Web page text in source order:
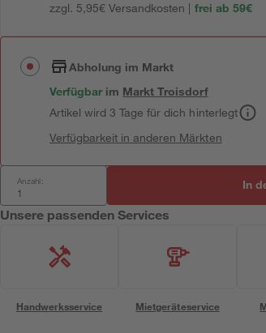
zzgl. 5,95€ Versandkosten | frei ab 59€
Abholung im Markt
Verfügbar im MarktTroisdorf
Artikel wird 3 Tage für dich hinterlegt
Verfügbarkeit in anderen Märkten
Anzahl: In
Unsere passenden Services
Handwerksservice Mietgeräteservice